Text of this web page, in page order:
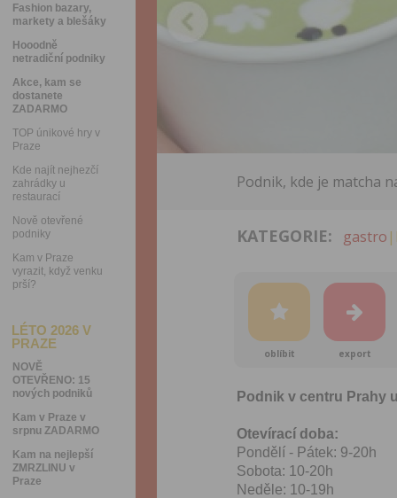
Fashion bazary,
markety a blešáky
Hooodně
netradiční podniky
Akce, kam se
dostanete
ZADARMO
TOP únikové hry v
Praze
Kde najít nejhezčí
zahrádky u
restaurací
Nově otevřené
podniky
Kam v Praze
vyrazit, když venku
prší?
LÉTO 2026 V
PRAZE
NOVĚ
OTEVŘENO: 15
nových podniků
Kam v Praze v
srpnu ZADARMO
Kam na nejlepší
ZMRZLINU v
Praze
Podnik, kde je matcha
KATEGORIE: gastro
oblíbit export
Podnik v centru Prahy
Otevírací doba:
Pondělí - Pátek: 9-20h
Sobota: 10-20h
Neděle: 10-19h